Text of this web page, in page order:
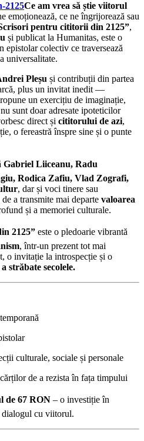
Ce am vrea să știe viitorul
emoționează, ce ne îngrijorează sau
pentru cititorii din 2125”,
și publicat la Humanitas, este o
epistolar colectiv ce traversează
universalitate.
Pleșu și contribuții din partea
plus un invitat inedit —
un exercițiu de imaginație,
sunt doar adresate ipoteticilor
direct și cititorului de azi,
o fereastră înspre sine și o punte
Gabriel Liiceanu, Radu
Rodica Zafiu, Vlad Zografi,
, dar și voci tinere sau
a transmite mai departe valoarea
și a memoriei culturale.
2125” este o pledoarie vibrantă
, într-un prezent tot mai
o invitație la introspecție și o
străbate secolele.
culturale, sociale și personale
de a rezista în fața timpului
de 67 RON – o investiție în
dialogul cu viitorul.